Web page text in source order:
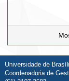
Universidade de
Coordenadoria de